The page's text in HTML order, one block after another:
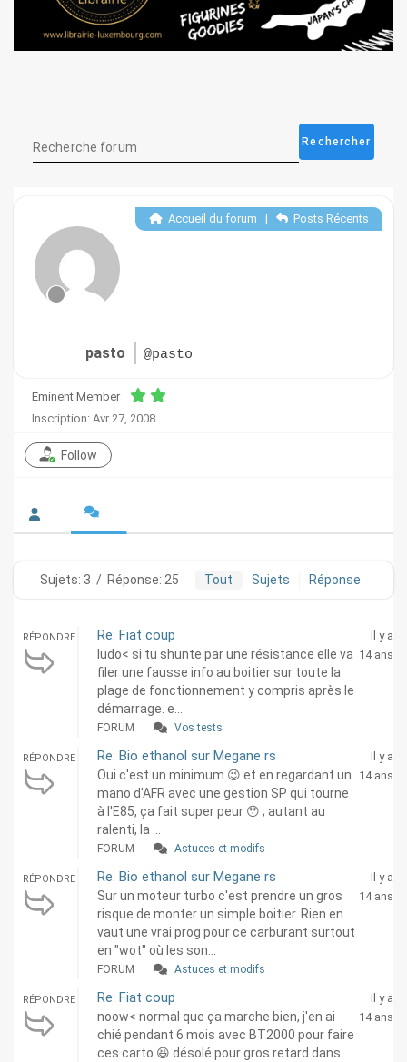
pasto @pasto
Accueil du forum | Posts Récents
Eminent Member
Inscription: Avr 27, 2008
Follow
Sujets: 3 / Réponse: 25 Tout Sujets Réponse
RÉPONDRE Re: Fiat coup
ludo< si tu shunte par une résistance elle va
filer une fausse info au boitier sur toute la
plage de fonctionnement y compris après le
démarrage. e...
Il y a
14 ans
FORUM Vos tests
RÉPONDRE Re: Bio ethanol sur Megane rs
Oui c'est un minimum 😉 et en regardant un
mano d'AFR avec une gestion SP qui tourne
à l'E85, ça fait super peur 😯 ; autant au
ralenti, la ...
Il y a
14 ans
FORUM Astuces et modifs
RÉPONDRE Re: Bio ethanol sur Megane rs
Sur un moteur turbo c'est prendre un gros
risque de monter un simple boitier. Rien en
vaut une vrai prog pour ce carburant surtout
en "wot" où les son...
Il y a
14 ans
FORUM Astuces et modifs
RÉPONDRE Re: Fiat coup
noow< normal que ça marche bien, j'en ai
chié pendant 6 mois avec BT2000 pour faire
ces carto 😆 désolé pour gros retard dans
Il y a
14 ans